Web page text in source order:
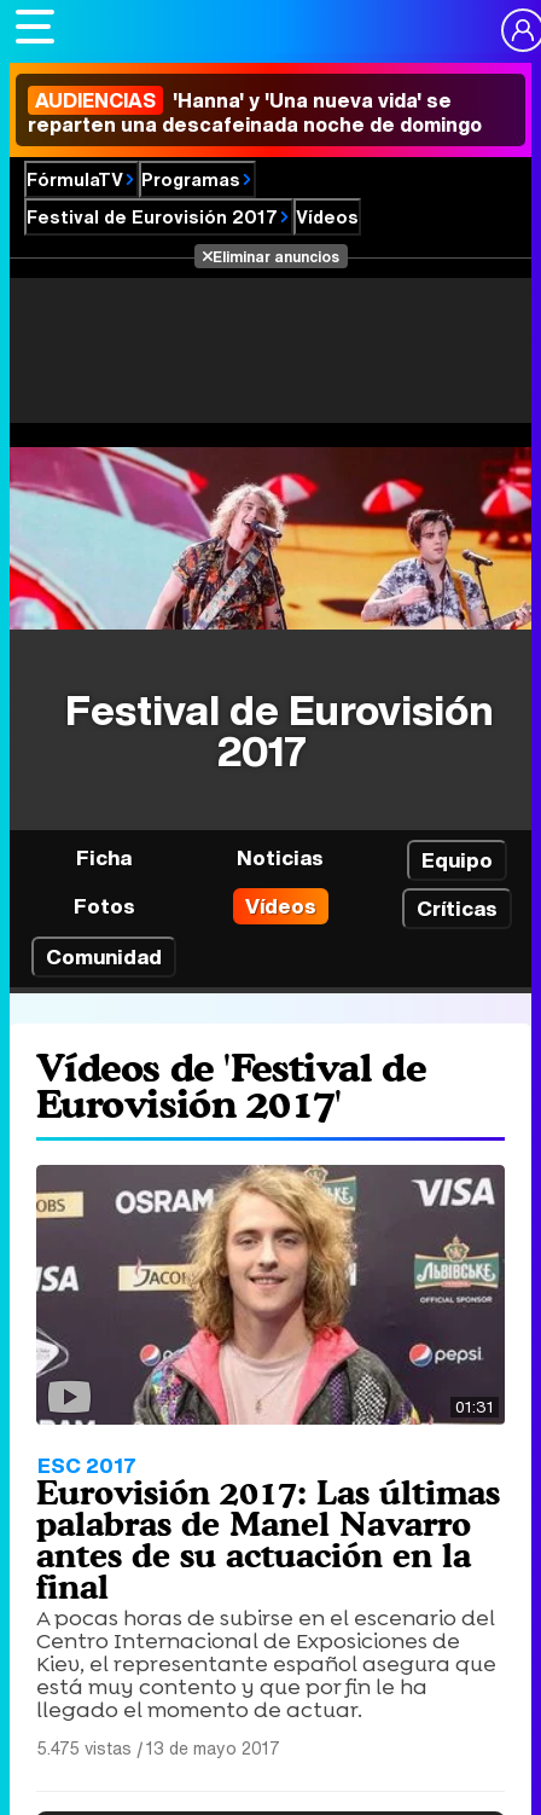
AUDIENCIAS 'Hanna' y 'Una nueva vida' se
reparten una descafeinada noche de domingo
FórmulaTV
Programas
Festival de Eurovisión 2017
Vídeos
Eliminar anuncios
Festival de Eurovisión
2017
Ficha Noticias
Equipo
Fotos
Vídeos
Críticas
Comunidad
Vídeos de 'Festival de
Eurovisión 2017'
01:31
ESC 2017
Eurovisión 2017: Las últimas
palabras de Manel Navarro
antes de su actuación en la
final
A pocas horas de subirse en el escenario del
Centro Internacional de Exposiciones de
Kiev, el representante español asegura que
está muy contento y que por fin le ha
llegado el momento de actuar.
5.475 vistas |13 de mayo 2017